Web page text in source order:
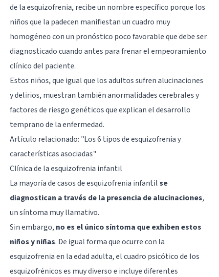
de la esquizofrenia, recibe un nombre específico porque los
niños que la padecen manifiestan un cuadro muy
homogéneo con un pronóstico poco favorable que debe ser
diagnosticado cuando antes para frenar el empeoramiento
clínico del paciente.
Estos niños, que igual que los adultos sufrenalucinaciones
ydelirios, muestran también anormalidades cerebrales y
factores de riesgo genéticos que explican el desarrollo
temprano de la enfermedad.
Artículo relacionado: "Los 6 tipos de esquizofrenia y
características asociadas"
Clínica de la esquizofrenia infantil
La mayoría de casos de esquizofrenia infantilse
diagnostican a través de la presencia de alucinaciones,
un síntoma muy llamativo.
Sin embargo, no es el único síntoma que exhiben estos
niños y niñas. De igual forma que ocurre con la
esquizofrenia en la edad adulta, el cuadro psicótico de los
esquizofrénicos es muy diverso e incluye diferentes